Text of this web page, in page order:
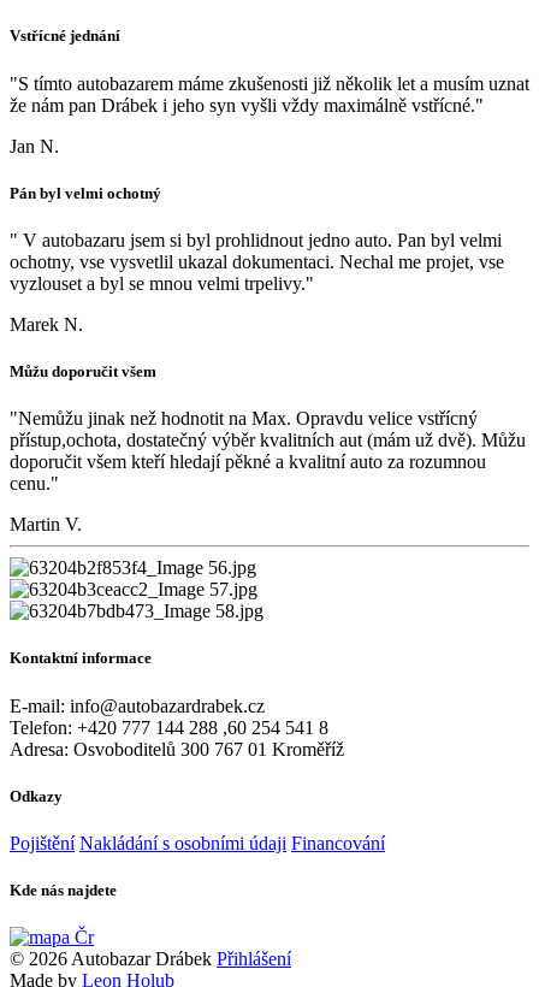
Vstřícné jednání
"S tímto autobazarem máme zkušenosti již několik let a musím uznat
že nám pan Drábek i jeho syn vyšli vždy maximálně vstřícné."
Jan N.
Pán byl velmi ochotný
" V autobazaru jsem si byl prohlidnout jedno auto. Pan byl velmi
ochotny, vse vysvetlil ukazal dokumentaci. Nechal me projet, vse
vyzlouset a byl se mnou velmi trpelivy."
Marek N.
Můžu doporučit všem
"Nemůžu jinak než hodnotit na Max. Opravdu velice vstřícný
přístup,ochota, dostatečný výběr kvalitních aut (mám už dvě). Můžu
doporučit všem kteří hledají pěkné a kvalitní auto za rozumnou
cenu."
Martin V.
Kontaktní informace
E-mail: info@autobazardrabek.cz
Telefon: +420 777 144 288 ,60 254 541 8
Adresa: Osvoboditelů 300 767 01 Kroměříž
Odkazy
Pojištění Nakládání s osobními údaji Financování
Kde nás najdete
© 2026 Autobazar Drábek Přihlášení
Made by Leon Holub